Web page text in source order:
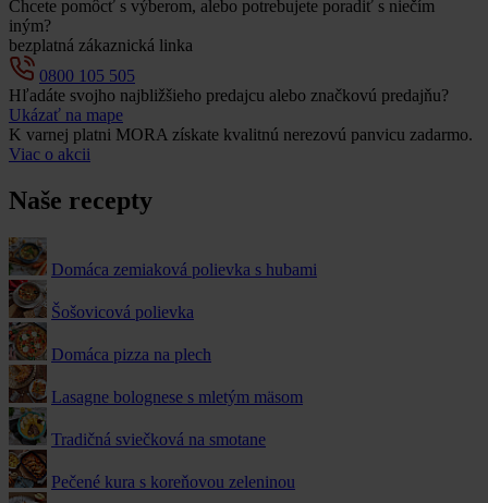
Chcete pomôcť s výberom, alebo potrebujete poradiť s niečím
iným?
bezplatná zákaznická linka
0800 105 505
Hľadáte svojho najbližšieho predajcu alebo značkovú predajňu?
Ukázať na mape
K varnej platni MORA získate kvalitnú nerezovú panvicu zadarmo.
Viac o akcii
Naše recepty
Domáca zemiaková polievka s hubami
Šošovicová polievka
Domáca pizza na plech
Lasagne bolognese s mletým mäsom
Tradičná sviečková na smotane
Pečené kura s koreňovou zeleninou